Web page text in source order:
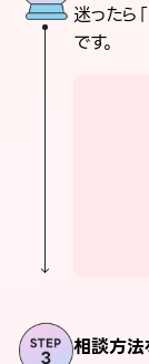
迷ったら
です。
相談方